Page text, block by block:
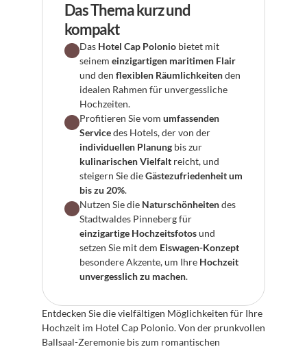
Das Thema kurz und
kompakt
Das Hotel Cap Polonio bietet mit
seinem einzigartigen maritimen Flair
und den flexiblen Räumlichkeiten den
idealen Rahmen für unvergessliche
Hochzeiten.
Profitieren Sie vom umfassenden
Service
individuellen Planung
kulinarischen Vielfalt reicht, und
steigern Sie die Gästezufriedenheit um
bis zu 20%.
Nutzen Sie die Naturschönheiten des
einzigartige Hochzeitsfotos und
setzen Sie mit dem Eiswagen-Konzept
besondere Akzente, um Ihre Hochzeit
unvergesslich zu machen.
Entdecken Sie die vielfältigen Möglichkeiten für Ihre
Hochzeit im Hotel Cap Polonio. Von der prunkvollen
Ballsaal-Zeremonie bis zum romantischen